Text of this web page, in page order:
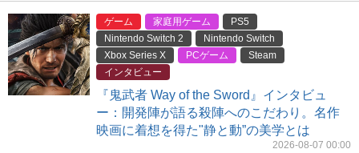
ゲーム 家庭用ゲーム
PS5
Nintendo Switch 2
Nintendo Switch
Xbox Series X
PCゲーム
Steam
インタビュー
『鬼武者 Way of the Sword』インタビュ
ー：開発陣が語る殺陣へのこだわり。名作
映画に着想を得た"静と動”の美学とは
2026-08-07 00:00